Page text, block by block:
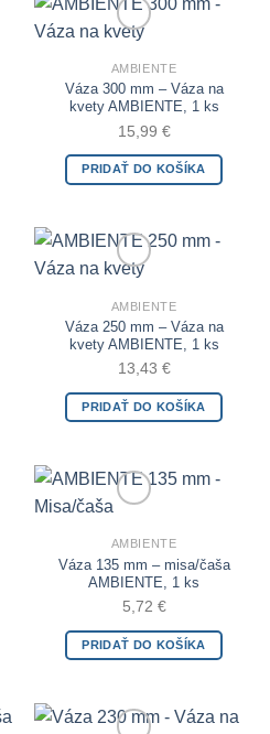
Add to Wishlist
AMBIENTE
Váza 300 mm – Váza na
kvety AMBIENTE, 1 ks
15,99 €
PRIDAŤ DO KOŠÍKA
Add to Wishlist
AMBIENTE
Váza 250 mm – Váza na
kvety AMBIENTE, 1 ks
13,43 €
PRIDAŤ DO KOŠÍKA
Add to Wishlist
AMBIENTE
Váza 135 mm – misa/čaša
AMBIENTE, 1 ks
5,72 €
PRIDAŤ DO KOŠÍKA